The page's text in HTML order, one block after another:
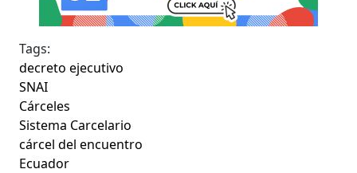
Tags:
decreto ejecutivo
SNAI
Cárceles
Sistema Carcelario
cárcel del encuentro
Ecuador